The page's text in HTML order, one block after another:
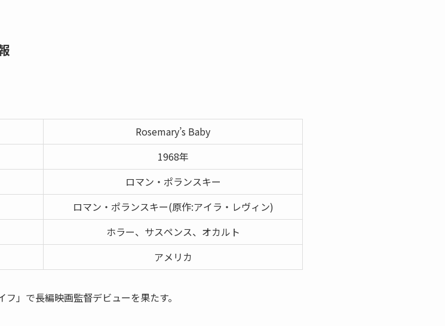
Rosemary’s Baby
1968年
ロマン・ポランスキー
ロマン・ポランスキー(原作:アイラ・レヴィン)
ホラー、サスペンス、オカルト
アメリカ
」で長編映画監督デビューを果たす。